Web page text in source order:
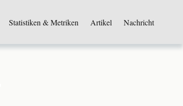
Statistiken & Metriken Artikel Nachricht